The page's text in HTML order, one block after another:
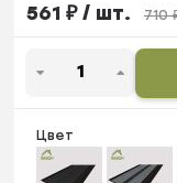
561 ₽/ шт. 710
Цвет